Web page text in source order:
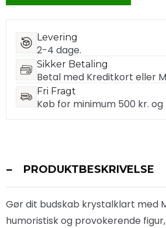
Levering
2-4 dage.
Sikker Betaling
Betal med Kreditkort eller
Fri Fragt
Køb for minimum 500 kr.
PRODUKTBESKRIVELSE
Gør dit budskab krystalklart med
humoristisk og provokerende